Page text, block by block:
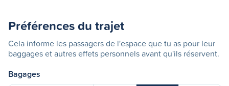
Préférences du trajet
Cela informe les passagers de l'espace que tu as pour leur
baggages et autres effets personnels avant qu'ils réservent.
Bagages